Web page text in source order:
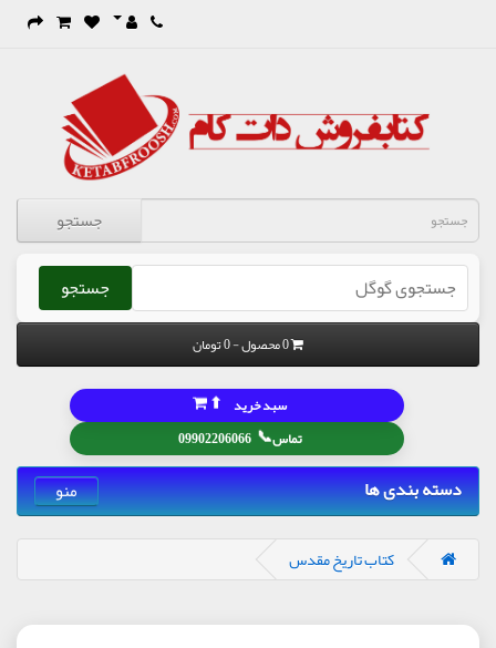
جستجو
جستجو
0 محصول - 0 تومان
تماس📞
09902206066
سبد خرید ⬆
دسته بندی ها منو
کتاب تاریخ مقدس